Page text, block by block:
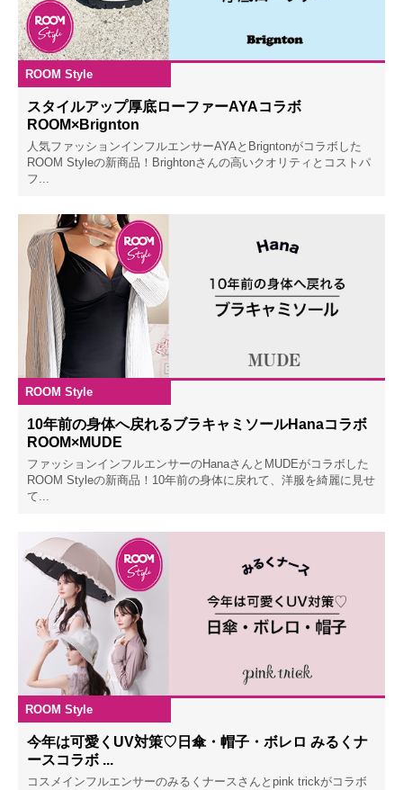
ROOM Style
スタイルアップ厚底ローファーAYAコラボ
ROOM×Brignton
人気ファッションインフルエンサーAYAとBrigntonがコラボした
ROOM Styleの新商品！Brightonさんの高いクオリティとコストパ
フ...
ROOM Style
10年前の身体へ戻れるブラキャミソールHanaコラボ
ROOM×MUDE
ファッションインフルエンサーのHanaさんとMUDEがコラボした
ROOM Styleの新商品！10年前の身体に戻れて、洋服を綺麗に見せ
て...
ROOM Style
今年は可愛くUV対策♡日傘・帽子・ボレロ みるくナ
ースコラボ ...
コスメインフルエンサーのみるくナースさんとpink trickがコラボ